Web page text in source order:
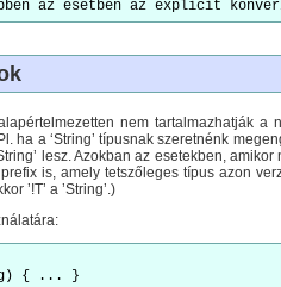
nem tartalmazhatják
ha a ‘String’ típusnak szeretnénk
lesz. Azokban az esetekben,
is, amely tetszőleges típus azon
’!T’ a ’String’.)
{ ... }